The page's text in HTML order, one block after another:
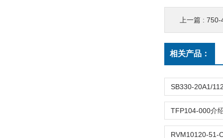
上一篇 : 750-
相关产品：